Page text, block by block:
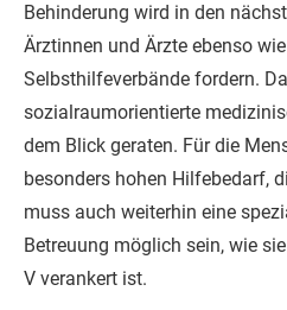
Behinderung wird in den
Ärztinnen und Ärzte ebenso
Selbsthilfeverbände fordern.
sozialraumorientierte
dem Blick geraten. Für die
besonders hohen Hilfebedarf,
muss auch weiterhin eine
Betreuung möglich sein, wie
V verankert ist.